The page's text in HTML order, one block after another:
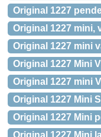
Original 1227
Original 1227
Original 1227 mini
Original 1227 Mini
Original 1227 mini
Original 1227 Mini
Original 1227 Mini
Original 1227 Mini